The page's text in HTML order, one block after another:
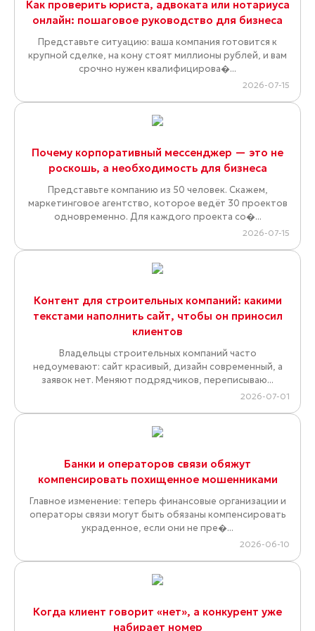
Как проверить юриста, адвоката или нотариуса
онлайн: пошаговое руководство для бизнеса
Представьте ситуацию: ваша компания готовится к
крупной сделке, на кону стоят миллионы рублей, и вам
срочно нужен квалифицирова�...
2026-07-15
Почему корпоративный мессенджер — это не
роскошь, а необходимость для бизнеса
Представьте компанию из 50 человек. Скажем,
маркетинговое агентство, которое ведёт 30 проектов
одновременно. Для каждого проекта со�...
2026-07-15
Контент для строительных компаний: какими
текстами наполнить сайт, чтобы он приносил
клиентов
Владельцы строительных компаний часто
недоумевают: сайт красивый, дизайн современный, а
заявок нет. Меняют подрядчиков, переписываю...
2026-07-01
Банки и операторов связи обяжут
компенсировать похищенное мошенниками
Главное изменение: теперь финансовые организации и
операторы связи могут быть обязаны компенсировать
украденное, если они не пре�...
2026-06-10
Когда клиент говорит «нет», а конкурент уже
набирает номер